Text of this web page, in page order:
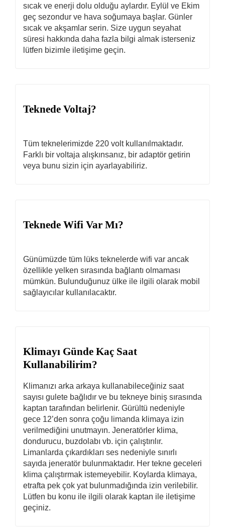
sıcak ve enerji dolu olduğu aylardır. Eylül ve Ekim
geç sezondur ve hava soğumaya başlar. Günler
sıcak ve akşamlar serin. Size uygun seyahat
süresi hakkında daha fazla bilgi almak isterseniz
lütfen bizimle iletişime geçin.
Teknede Voltaj?
Tüm teknelerimizde 220 volt kullanılmaktadır.
Farklı bir voltaja alışkınsanız, bir adaptör getirin
veya bunu sizin için ayarlayabiliriz.
Teknede Wifi Var Mı?
Günümüzde tüm lüks teknelerde wifi var ancak
özellikle yelken sırasında bağlantı olmaması
mümkün. Bulunduğunuz ülke ile ilgili olarak mobil
sağlayıcılar kullanılacaktır.
Klimayı Günde Kaç Saat
Kullanabilirim?
Klimanızı arka arkaya kullanabileceğiniz saat
sayısı gulete bağlıdır ve bu tekneye biniş sırasında
kaptan tarafından belirlenir. Gürültü nedeniyle
gece 12’den sonra çoğu limanda klimaya izin
verilmediğini unutmayın. Jeneratörler klima,
dondurucu, buzdolabı vb. için çalıştırılır.
Limanlarda çıkardıkları ses nedeniyle sınırlı
sayıda jeneratör bulunmaktadır. Her tekne geceleri
klima çalıştırmak istemeyebilir. Koylarda klimaya,
etrafta pek çok yat bulunmadığında izin verilebilir.
Lütfen bu konu ile ilgili olarak kaptan ile iletişime
geçiniz.